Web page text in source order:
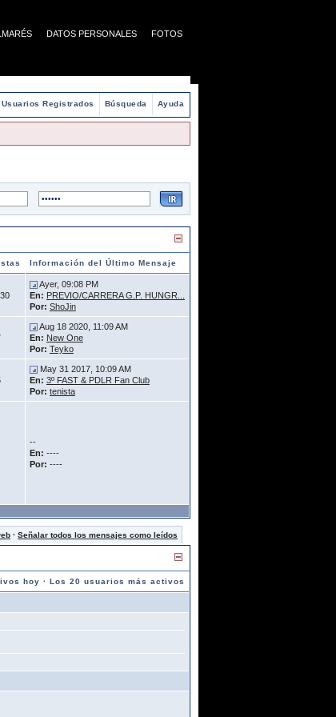
DATOS PERSONALES FOTOS
Ayuda
Búsqueda
Usuarios Registrados
Información del Último Mensaje
Ayer, 09:08 PM
En: PREVIO/CARRERA G.P. HUNGR...
Por: ShoJin
Aug 18 2020, 11:09 AM
En: New One
Por: Teyko
May 31 2017, 10:09 AM
En: 3º FAST & PDLR Fan Club
Por: tenista
--
En: ----
Por: ----
· Señalar todos los mensajes como leídos
hoy · Los 20 usuarios más activos